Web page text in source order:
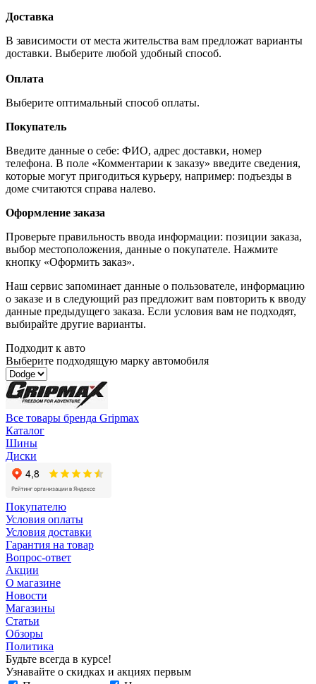
Доставка
В зависимости от места жительства вам предложат варианты
доставки. Выберите любой удобный способ.
Оплата
Выберите оптимальный способ оплаты.
Покупатель
Введите данные о себе: ФИО, адрес доставки, номер
телефона. В поле «Комментарии к заказу» введите сведения,
которые могут пригодиться курьеру, например: подъезды в
доме считаются справа налево.
Оформление заказа
Проверьте правильность ввода информации: позиции заказа,
выбор местоположения, данные о покупателе. Нажмите
кнопку «Оформить заказ».
Наш сервис запоминает данные о пользователе, информацию
о заказе и в следующий раз предложит вам повторить к вводу
данные предыдущего заказа. Если условия вам не подходят,
выбирайте другие варианты.
Подходит к авто
Выберите подходящую марку автомобиля
Все товары бренда Gripmax
Каталог
Шины
Диски
Покупателю
Условия оплаты
Условия доставки
Гарантия на товар
Вопрос-ответ
Акции
О магазине
Новости
Магазины
Статьи
Обзоры
Политика
Будьте всегда в курсе!
Узнавайте о скидках и акциях первым